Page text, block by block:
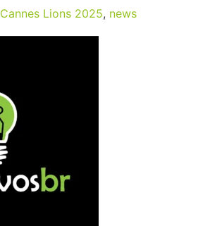
Cannes Lions 2025, news